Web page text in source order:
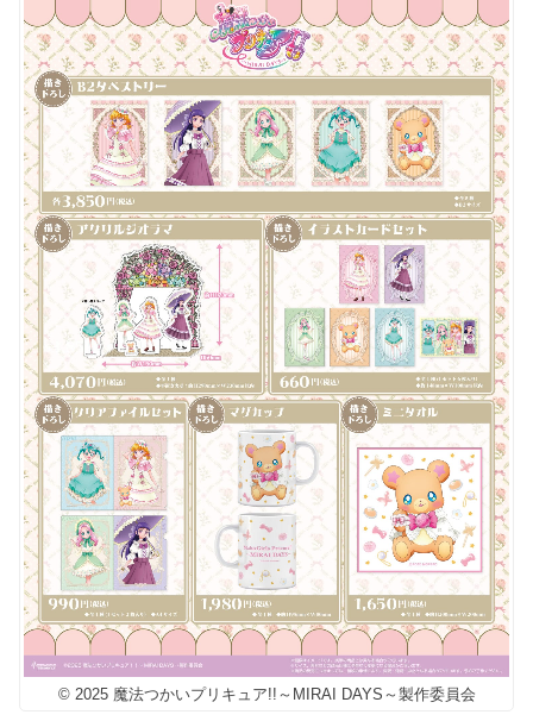
© 2025 魔法つかいプリキュア!!～MIRAI DAYS～製作委員会